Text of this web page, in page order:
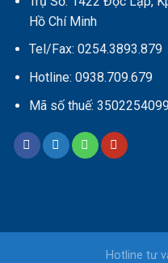
Hồ Chí Minh
Tel/Fax: 0254.3893.879
Hotline: 0938.709.679
Mã số thuế:
Hotline tư